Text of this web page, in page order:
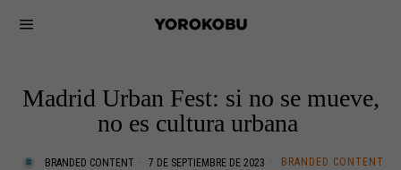
Madrid Urban Fest: si no se mueve,
no es cultura urbana
BRANDED CONTENT 7 DE SEPTIEMBRE DE 2023
BRANDED CONTENT